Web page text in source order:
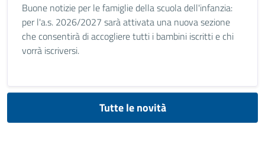
Buone notizie per le famiglie della scuola dell'infanzia:
per l'a.s. 2026/2027 sarà attivata una nuova sezione
che consentirà di accogliere tutti i bambini iscritti e chi
vorrà iscriversi.
Tutte le novità